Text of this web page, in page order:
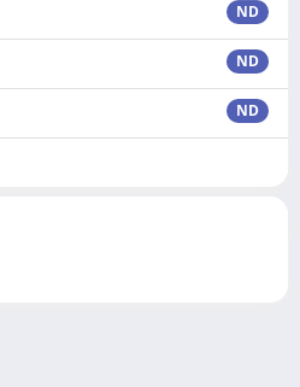
ND
ND
ND